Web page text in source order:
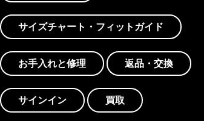
サイズチャート・フィットガイド
お手入れと修理 返品・交換
サインイン 買取